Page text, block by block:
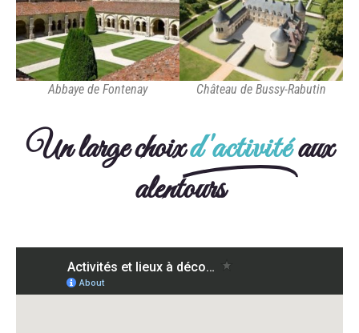
Abbaye de Fontenay Château de Bussy-Rabutin
Un large choixd'activitéaux
alentours